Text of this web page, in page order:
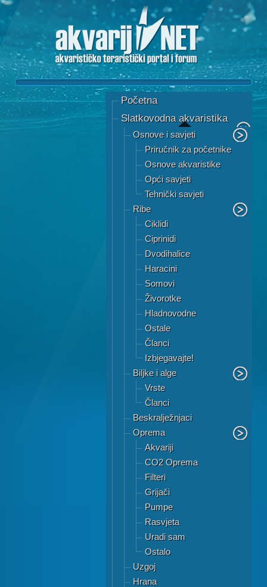
Početna
Slatkovodna akvaristika
Osnove i savjeti
Priručnik za početnike
Osnove akvaristike
Opći savjeti
Tehnički savjeti
Ribe
Ciklidi
Ciprinidi
Dvodihalice
Haracini
Somovi
Živorotke
Hladnovodne
Ostale
Članci
Izbjegavajte!
Biljke i alge
Vrste
Članci
Beskralježnjaci
Oprema
Akvariji
CO2 Oprema
Filteri
Grijači
Pumpe
Rasvjeta
Uradi sam
Ostalo
Uzgoj
Hrana